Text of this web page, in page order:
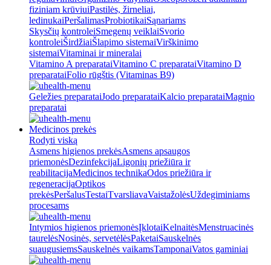
fiziniam krūviuiPastilės, žirneliai,
ledinukaiPeršalimasProbiotikaiSąnariams
Skysčių kontroleiSmegenų veiklaiSvorio
kontroleiŠirdžiaiŠlapimo sistemaiVirškinimo
sistemaiVitaminai ir mineralai
Vitamino A preparataiVitamino C preparataiVitamino D
preparataiFolio rūgštis (Vitaminas B9)
Geležies preparataiJodo preparataiKalcio preparataiMagnio
preparatai
Medicinos prekės
Rodyti viską
Asmens higienos prekėsAsmens apsaugos
priemonėsDezinfekcijaLigonių priežiūra ir
reabilitacijaMedicinos technikaOdos priežiūra ir
regeneracijaOptikos
prekėsPeršalusTestaiTvarsliavaVaistažolėsUždegiminiams
procesams
Intymios higienos priemonėsĮklotaiKelnaitėsMenstruacinės
taurelėsNosinės, servetėlėsPaketaiSauskelnės
suaugusiemsSauskelnės vaikamsTamponaiVatos gaminiai